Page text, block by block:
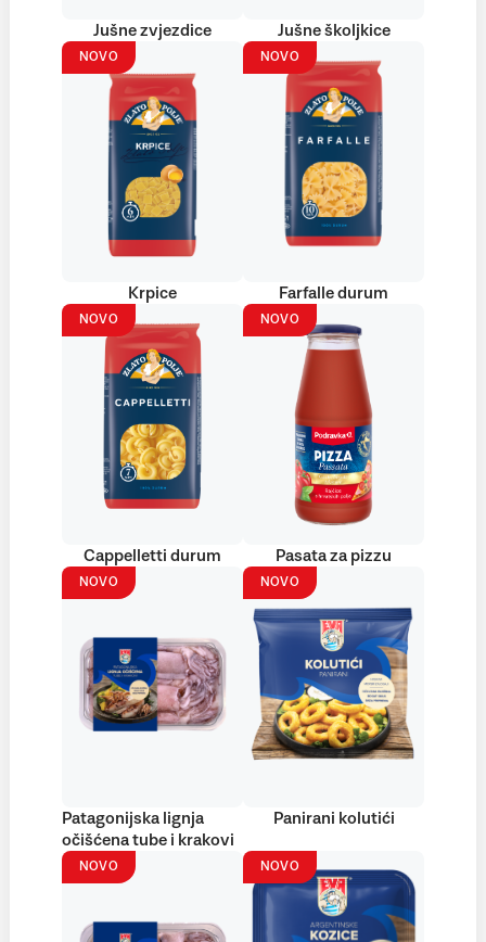
Jušne zvjezdice Jušne školjkice
NOVO
Krpice
NOVO
Farfalle durum
NOVO
Cappelletti durum
NOVO
Pasata za pizzu
NOVO
Patagonijska lignja
očišćena tube i krakovi
NOVO
Panirani kolutići
NOVO NOVO